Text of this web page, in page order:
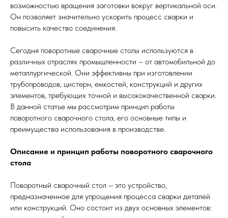
возможностью вращения заготовки вокруг вертикальной оси.
Он позволяет значительно ускорить процесс сварки и
повысить качество соединения.
Сегодня поворотные сварочные столы используются в
различных отраслях промышленности – от автомобильной до
металлургической. Они эффективны при изготовлении
трубопроводов, цистерн, емкостей, конструкций и других
элементов, требующих точной и высококачественной сварки.
В данной статье мы рассмотрим принцип работы
поворотного сварочного стола, его основные типы и
преимущества использования в производстве.
Описание и принцип работы поворотного сварочного
стола
Поворотный сварочный стол – это устройство,
предназначенное для упрощения процесса сварки деталей
или конструкций. Оно состоит из двух основных элементов: